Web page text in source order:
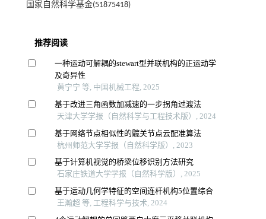
国家自然科学基金(51875418)